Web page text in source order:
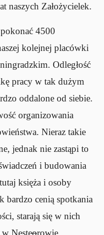
naszych Założycielek.
4500
kolejnej placówki
Odległość
pracy w tak dużym
oddalone od siebie.
organizowania
Nieraz takie
jednak nie zastąpi to
i budowania
księża i osoby
bardzo cenią spotkania
starają się w nich
Nesteorowie